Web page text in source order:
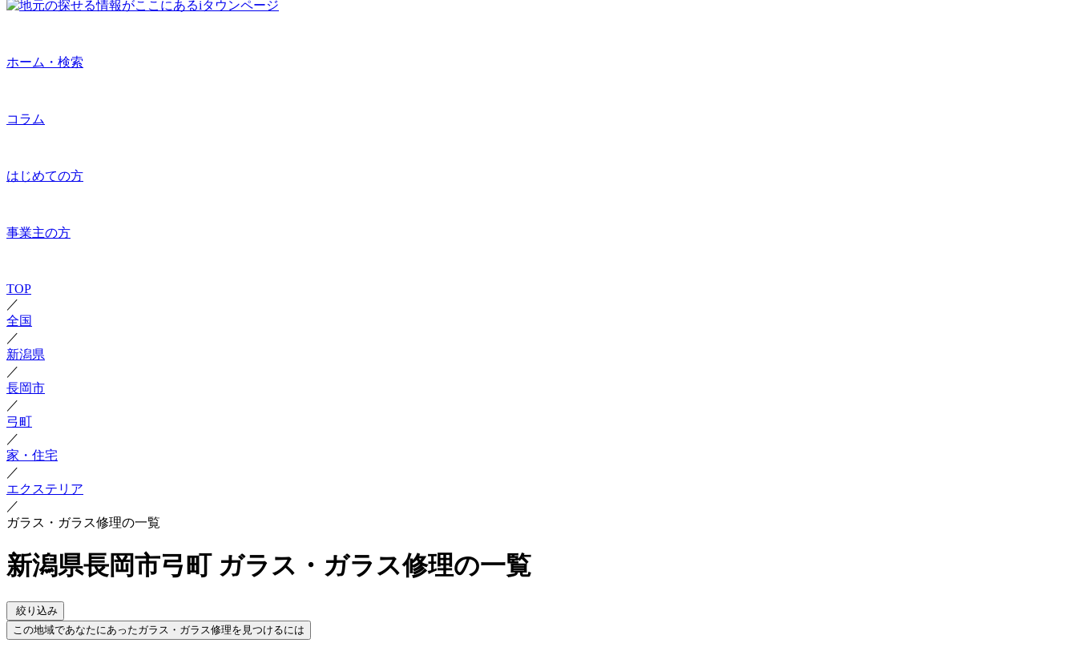
ホーム・検索
コラム
はじめての方
事業主の方
TOP
／
全国
／
新潟県
／
長岡市
／
弓町
／
家・住宅
／
エクステリア
／
ガラス・ガラス修理の一覧
新潟県長岡市弓町 ガラス・ガラス修理の一覧
絞り込み
この地域であなたにあったガラス・ガラス修理を見つけるには